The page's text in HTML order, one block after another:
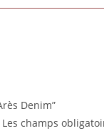
Denim”
Les champs